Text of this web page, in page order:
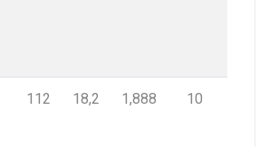
112 18,2 1,888 10